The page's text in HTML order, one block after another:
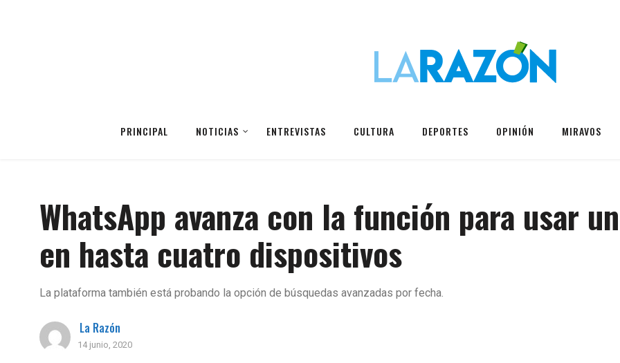
PRINCIPAL NOTICIAS ENTREVISTAS CULTURA DEPORTES OPINIÓN MIRAVOS
WhatsApp avanza con la función para usar
en hasta cuatro dispositivos
La plataforma también está probando la opción de búsquedas avanzadas por fecha.
La Razón
14 junio, 2020